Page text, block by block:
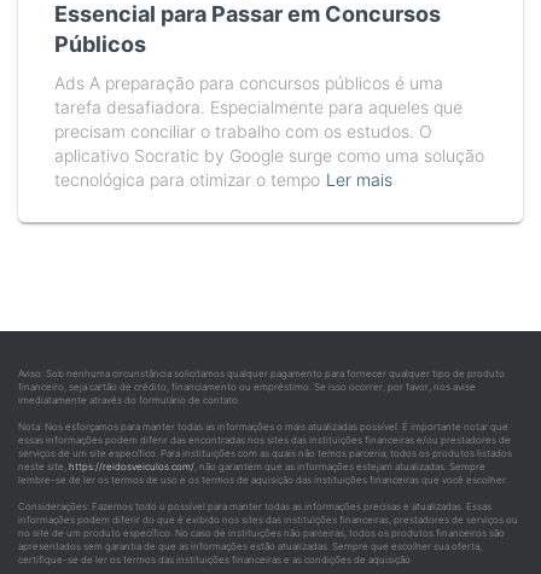
Essencial para Passar em Concursos
Públicos
Ads A preparação para concursos públicos é uma
tarefa desafiadora. Especialmente para aqueles que
precisam conciliar o trabalho com os estudos. O
aplicativo Socratic by Google surge como uma solução
tecnológica para otimizar o tempo Ler mais
Aviso: Sob nenhuma circunstância solicitamos qualquer pagamento para fornecer qualquer tipo de produto
financeiro, seja cartão de crédito, financiamento ou empréstimo. Se isso ocorrer, por favor, nos avise
imediatamente através do formulário de contato.
Nota: Nos esforçamos para manter todas as informações o mais atualizadas possível. É importante notar que
essas informações podem diferir das encontradas nos sites das instituições financeiras e/ou prestadores de
serviços de um site específico. Para instituições com as quais não temos parceria, todos os produtos listados
neste site, https://reidosveiculos.com/, não garantem que as informações estejam atualizadas. Sempre
lembre-se de ler os termos de uso e os termos de aquisição das instituições financeiras que você escolher.
Considerações: Fazemos todo o possível para manter todas as informações precisas e atualizadas. Essas
informações podem diferir do que é exibido nos sites das instituições financeiras, prestadores de serviços ou
no site de um produto específico. No caso de instituições não parceiras, todos os produtos financeiros são
apresentados sem garantia de que as informações estão atualizadas. Sempre que escolher sua oferta,
certifique-se de ler os termos das instituições financeiras e as condições de aquisição.